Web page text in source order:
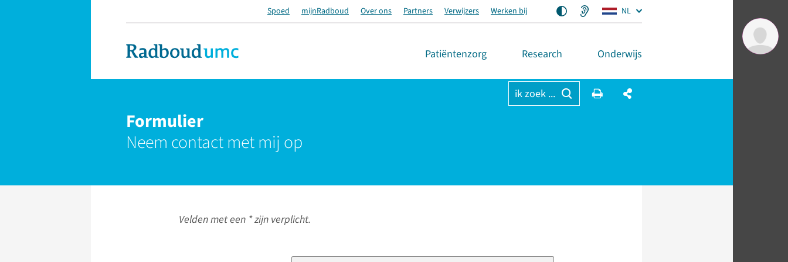
Spoed mijnRadboud Over ons Partners Verwijzers Werken bij NL
Patiëntenzorg Research Onderwijs
ik zoek ...
Formulier
Neem contact met mij op
Velden met een * zijn verplicht.